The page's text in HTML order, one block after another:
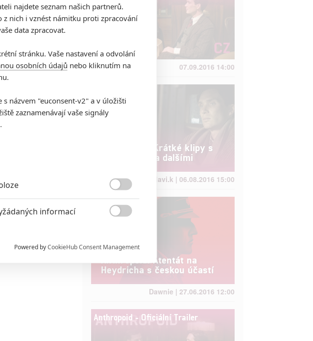
07.09.2016 14:00
Anthropoid: Krátké klipy s
Heydrichem a dalšími
davi.k | 06.08.2016 15:00
Anthropoid: Atentát na
Heydricha s českou účastí
Dawnie | 27.06.2016 12:00
Anthropoid - Oficiální Trailer
najdete seznam našich partnerů.
z nich i vznést námitku proti zpracování
data zpracovat.
stránku. Vaše nastavení a odvolání
osobních údajů nebo kliknutím na
názvem "euconsent-v2" a v úložišti
zaznamenávají vaše signály
informací


Powered byCookieHub Consent Management